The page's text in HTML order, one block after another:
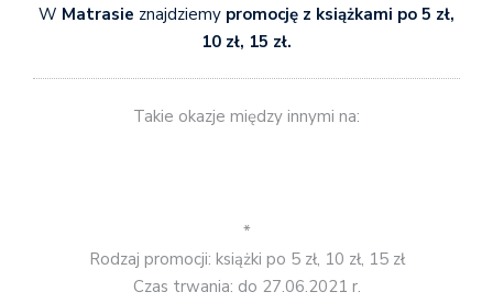
W Matrasie znajdziemy promocję z książkami po 5 zł,
10 zł, 15 zł.
Takie okazje między innymi na:
*
Rodzaj promocji: książki po 5 zł, 10 zł, 15 zł
Czas trwania: do 27.06.2021 r.